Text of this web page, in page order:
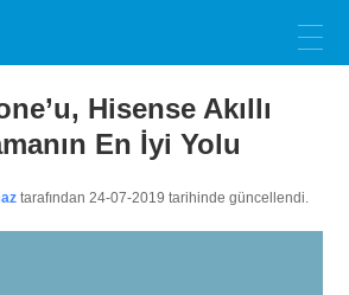
Hisense Akıllı
En İyi Yolu
tarafından24-07-2019 tarihinde güncellendi.